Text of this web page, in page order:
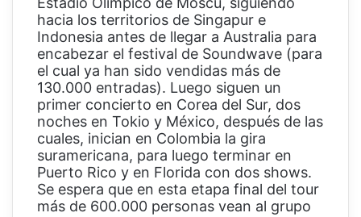
hacia los territorios de Singapur e
Indonesia antes de llegar a Australia para
encabezar el festival de Soundwave (para
el cual ya han sido vendidas más de
130.000 entradas). Luego siguen un
primer concierto en Corea del Sur, dos
noches en Tokio y México, después de las
cuales, inician en Colombia la gira
suramericana, para luego terminar en
Puerto Rico y en Florida con dos shows.
Se espera que en esta etapa final del tour
más de 600.000 personas vean al grupo